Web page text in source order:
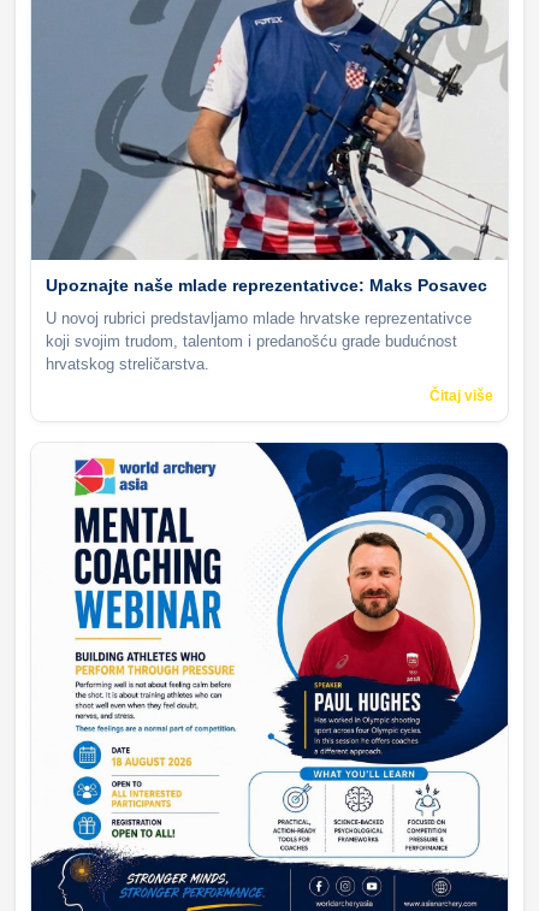
Upoznajte naše mlade reprezentativce: Maks Posavec
U novoj rubrici predstavljamo mlade hrvatske reprezentativce
koji svojim trudom, talentom i predanošću grade budućnost
hrvatskog streličarstva.
Čitaj više